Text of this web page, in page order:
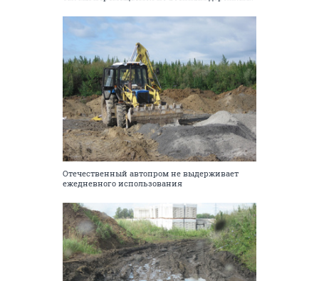
Отечественный автопром не выдерживает
ежедневного использования